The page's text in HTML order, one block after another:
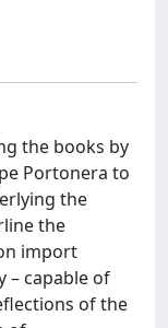
the books by
Portonera to
the
the
import
– capable of
of the